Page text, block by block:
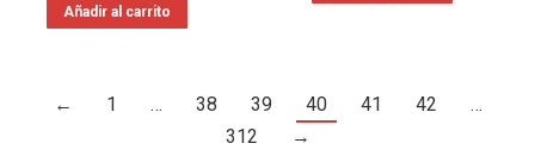
Añadir al carrito
← 1 … 38 39 40 41 42
…
312
→